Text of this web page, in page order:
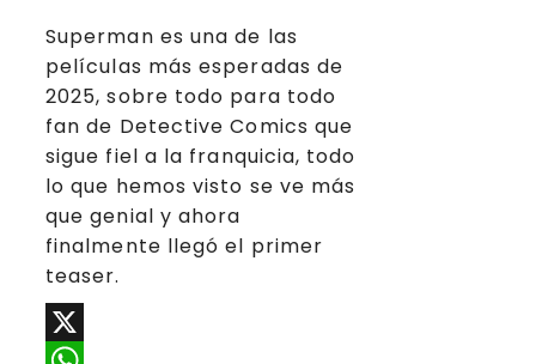
Superman es una de las
películas más esperadas de
2025, sobre todo para todo
fan de Detective Comics que
sigue fiel a la franquicia, todo
lo que hemos visto se ve más
que genial y ahora
finalmente llegó el primer
teaser.